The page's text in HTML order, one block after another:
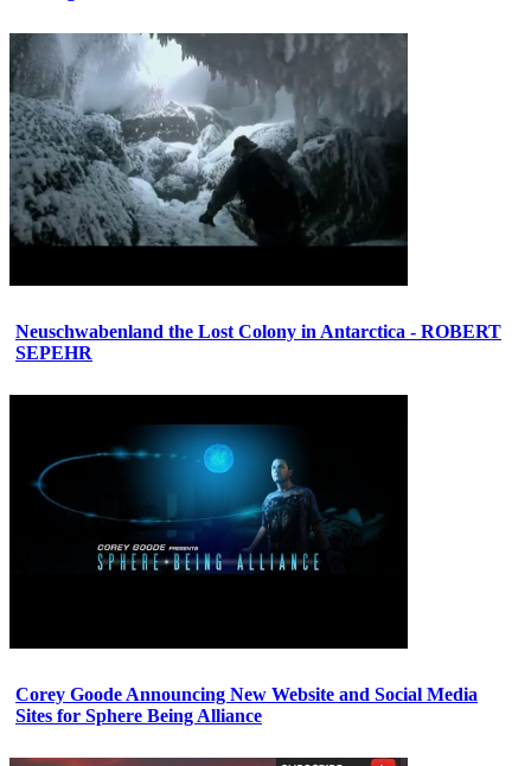
Neuschwabenland the Lost Colony in Antarctica - ROBERT
SEPEHR
Corey Goode Announcing New Website and Social Media
Sites for Sphere Being Alliance